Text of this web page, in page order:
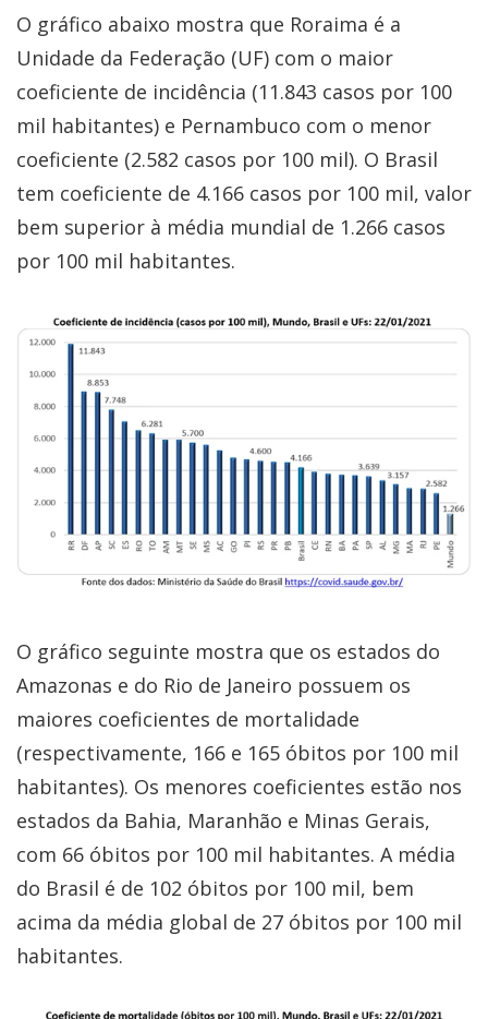
O gráfico abaixo mostra que Roraima é a
Unidade da Federação (UF) com o maior
coeficiente de incidência (11.843 casos por 100
mil habitantes) e Pernambuco com o menor
coeficiente (2.582 casos por 100 mil). O Brasil
tem coeficiente de 4.166 casos por 100 mil, valor
bem superior à média mundial de 1.266 casos
por 100 mil habitantes.
O gráfico seguinte mostra que os estados do
Amazonas e do Rio de Janeiro possuem os
maiores coeficientes de mortalidade
(respectivamente, 166 e 165 óbitos por 100 mil
habitantes). Os menores coeficientes estão nos
estados da Bahia, Maranhão e Minas Gerais,
com 66 óbitos por 100 mil habitantes. A média
do Brasil é de 102 óbitos por 100 mil, bem
acima da média global de 27 óbitos por 100 mil
habitantes.